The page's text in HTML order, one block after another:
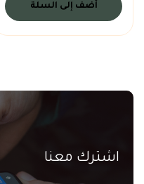
أضف إلى السلة
اشترك معنا